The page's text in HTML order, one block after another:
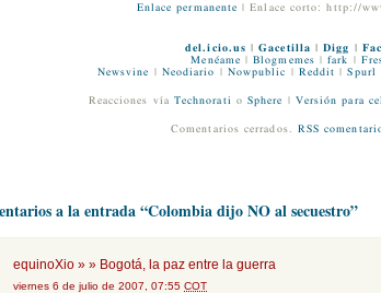
Enlace permanente | Enlace corto: http://
del.icio.us |Gacetilla |Digg
Menéame |Blogmemes |fark
Newsvine
Neodiario Nowpublic Reddit |Spurl
Reacciones vía Technorati o Sphere Versión para
Comentarios cerrados. RSS
a la entrada “Colombia dijo NO al secuestro”
equinoXio » » Bogotá, la paz entre la guerra
viernes 6 de julio de 2007, 07:55 COT